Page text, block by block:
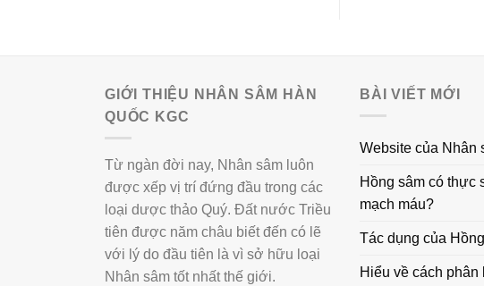
GIỚI THIỆU NHÂN SÂM HÀN
QUỐC KGC
Từ ngàn đời nay, Nhân sâm luôn
được xếp vị trí đứng đầu trong các
loại dược thảo Quý. Đất nước Triều
tiên được năm châu biết đến có lẽ
với lý do đầu tiên là vì sở hữu loại
Nhân sâm tốt nhất thế giới.
BÀI VIẾT MỚI
Website của Nhân
Hồng sâm có thực
mạch máu?
Tác dụng của
Hiểu về cách phân